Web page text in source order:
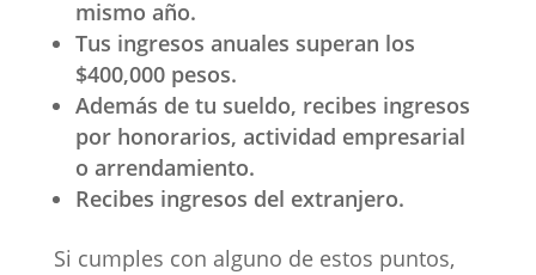
mismo año.
Tus ingresos anuales superan los
$400,000 pesos.
Además de tu sueldo, recibes ingresos
por honorarios, actividad empresarial
o arrendamiento.
Recibes ingresos del extranjero.
Si cumples con alguno de estos puntos,